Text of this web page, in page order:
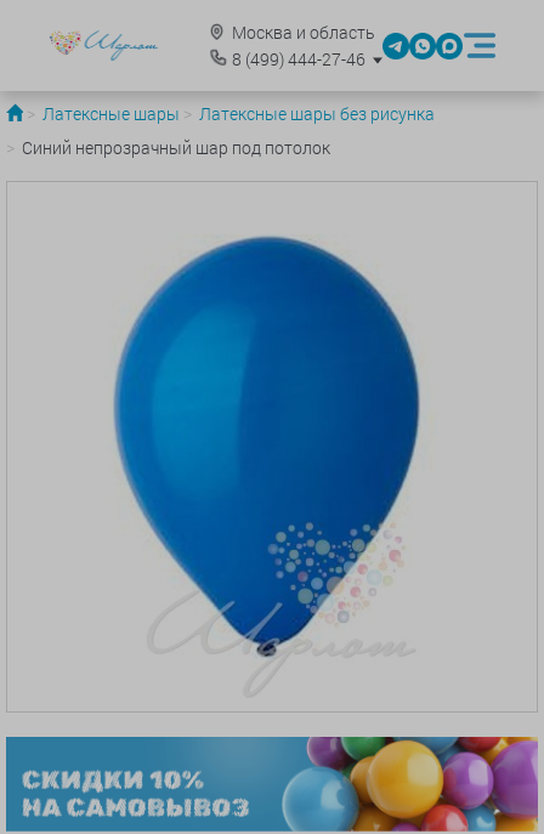
Москва и область
8 (499)444-27-46
Латексные шары
Латексные шары без рисунка
Синий непрозрачный шар под потолок